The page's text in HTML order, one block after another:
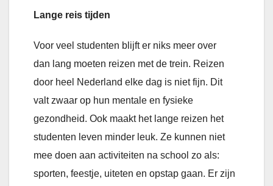
Lange reis tijden
Voor veel studenten blijft er niks meer over
dan lang moeten reizen met de trein. Reizen
door heel Nederland elke dag is niet fijn. Dit
valt zwaar op hun mentale en fysieke
gezondheid. Ook maakt het lange reizen het
studenten leven minder leuk. Ze kunnen niet
mee doen aan activiteiten na school zo als:
sporten, feestje, uiteten en opstap gaan. Er zijn